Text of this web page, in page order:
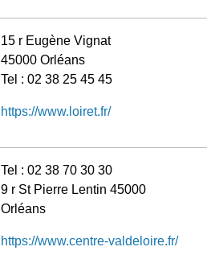
15 r Eugène Vignat
45000 Orléans
Tel : 02 38 25 45 45
https://www.loiret.fr/
Tel : 02 38 70 30 30
9 r St Pierre Lentin 45000
Orléans
https://www.centre-valdeloire.fr/